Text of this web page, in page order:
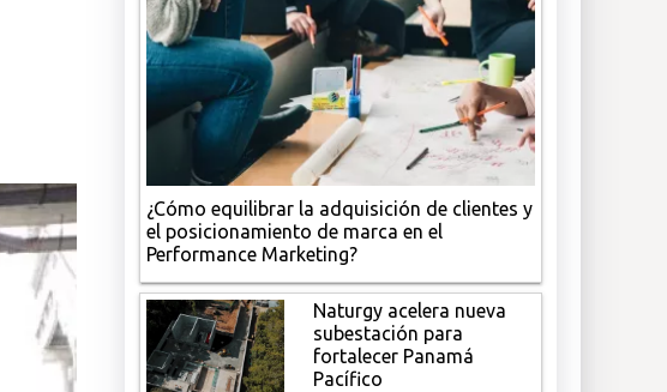
¿Cómo equilibrar la adquisición de clientes y
el posicionamiento de marca en el
Performance Marketing?
Naturgy acelera nueva
subestación para
fortalecer Panamá
Pacífico